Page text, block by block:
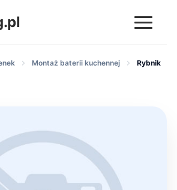
Montaż baterii kuchennej Rybnik